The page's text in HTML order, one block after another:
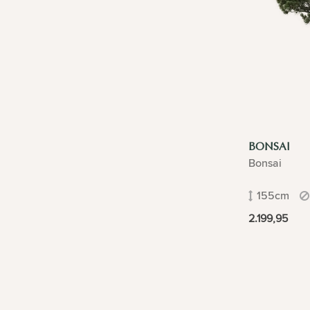
BONSAI
Bonsai
155cm
2.199,95